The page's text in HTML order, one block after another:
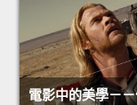
電影中的美學－